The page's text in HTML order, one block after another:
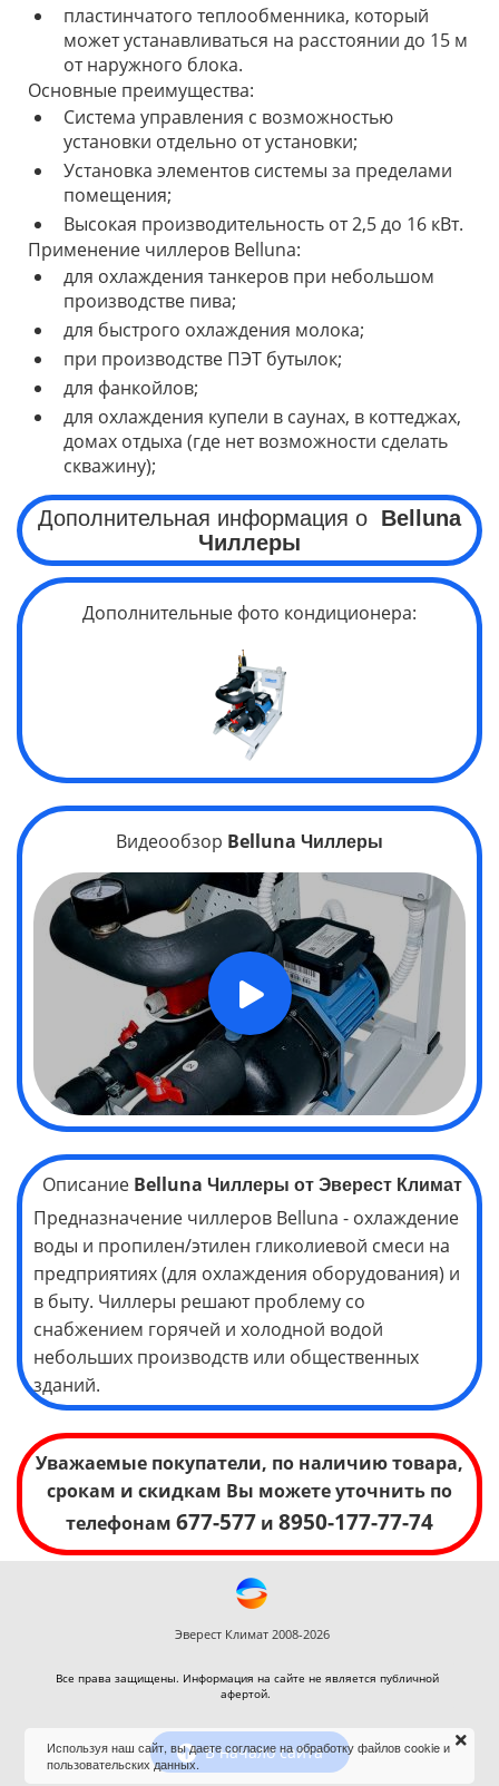
пластинчатого теплообменника, который
может устанавливаться на расстоянии до 15 м
от наружного блока.
Основные преимущества:
Система управления с возможностью
установки отдельно от установки;
Установка элементов системы за пределами
помещения;
Высокая производительность от 2,5 до 16 кВт.
Применение чиллеров Belluna:
для охлаждения танкеров при небольшом
производстве пива;
для быстрого охлаждения молока;
при производстве ПЭТ бутылок;
для фанкойлов;
для охлаждения купели в саунах, в коттеджах,
домах отдыха (где нет возможности сделать
скважину);
Дополнительная информация о Belluna
Чиллеры
Дополнительные фото кондиционера:
Видеообзор Belluna Чиллеры
Описание Belluna Чиллеры от Эверест Климат
Предназначение чиллеров Belluna - охлаждение
воды и пропилен/этилен гликолиевой смеси на
предприятиях (для охлаждения оборудования) и
в быту. Чиллеры решают проблему со
снабжением горячей и холодной водой
небольших производств или общественных
зданий.
Уважаемые покупатели, по наличию товара,
срокам и скидкам Вы можете уточнить по
телефонам 677-577 и 8950-177-77-74
Эверест Климат 2008-2026
Все права защищены. Информация на сайте не является публичной
афертой.
В начало сайта
Используя наш сайт, вы даете согласие на обработку файлов cookie и
пользовательских данных.